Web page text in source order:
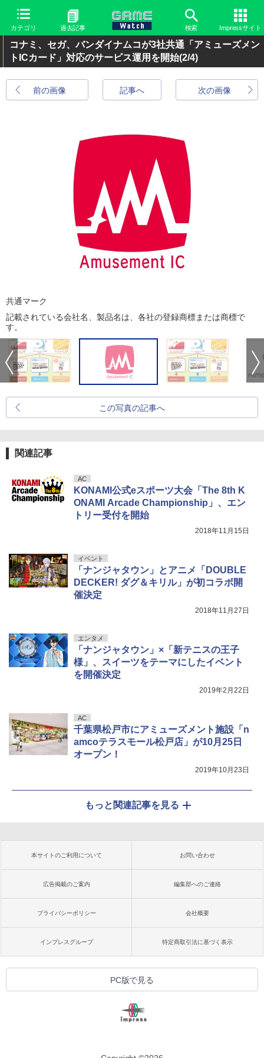
カテゴリ 過去記事 検索 Impressサイト
コナミ、セガ、バンダイナムコが3社共通「アミューズメン
トICカード」対応のサービス運用を開始(2/4)
前の画像 次の画像
記事へ
共通マーク
記載されている会社名、製品名は、各社の登録商標または商標で
す。
この写真の記事へ
関連記事
AC
KONAMI公式eスポーツ大会「The 8th K
ONAMI Arcade Championship」、エン
トリー受付を開始
2018年11月15日
イベント
「ナンジャタウン」とアニメ「DOUBLE
DECKER! ダグ＆キリル」が初コラボ開
催決定
2018年11月27日
エンタメ
「ナンジャタウン」×「新テニスの王子
様」、スイーツをテーマにしたイベント
を開催決定
2019年2月22日
AC
千葉県松戸市にアミューズメント施設「n
amcoテラスモール松戸店」が10月25日
オープン！
2019年10月23日
もっと関連記事を見る
本サイトのご利用について お問い合わせ
広告掲載のご案内 編集部へのご連絡
プライバシーポリシー 会社概要
インプレスグループ 特定商取引法に基づく表示
PC版で見る